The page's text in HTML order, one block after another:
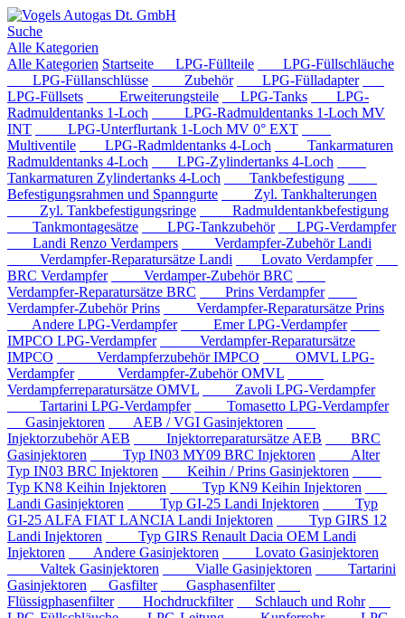
Suche
Alle Kategorien
Alle Kategorien Startseite LPG-Füllteile
LPG-Füllschläuche
LPG-Füllanschlüsse
Zubehör
LPG-Fülladapter
LPG-Füllsets
Erweiterungsteile LPG-Tanks
LPG-
Radmuldentanks 1-Loch
LPG-Radmuldentanks 1-Loch MV
INT
LPG-Unterflurtank 1-Loch MV 0° EXT
Multiventile
LPG-Radmldentanks 4-Loch
Tankarmaturen
Radmuldentanks 4-Loch
LPG-Zylindertanks 4-Loch
Tankarmaturen Zylindertanks 4-Loch
Tankbefestigung
Befestigungsrahmen und Spanngurte
Zyl. Tankhalterungen
Zyl. Tankbefestigungsringe
Radmuldentankbefestigung
Tankmontagesätze
LPG-Tankzubehör
LPG-Verdampfer
Landi Renzo Verdampers
Verdampfer-Zubehör Landi
Verdampfer-Reparatursätze Landi
Lovato Verdampfer
BRC Verdampfer
Verdamper-Zubehör BRC
Verdampfer-Reparatursätze BRC
Prins Verdampfer
Verdampfer-Zubehör Prins
Verdampfer-Reparatursätze Prins
Andere LPG-Verdampfer
Emer LPG-Verdampfer
IMPCO LPG-Verdampfer
Verdampfer-Reparatursätze
IMPCO
Verdampferzubehör IMPCO
OMVL LPG-
Verdampfer
Verdampfer-Zubehör OMVL
Verdampferreparatursätze OMVL
Zavoli LPG-Verdampfer
Tartarini LPG-Verdampfer
Tomasetto LPG-Verdampfer
Gasinjektoren
AEB / VGI Gasinjektoren
Injektorzubehör AEB
Injektorreparatursätze AEB
BRC
Gasinjektoren
Typ IN03 MY09 BRC Injektoren
Alter
Typ IN03 BRC Injektoren
Keihin / Prins Gasinjektoren
Typ KN8 Keihin Injektoren
Typ KN9 Keihin Injektoren
Landi Gasinjektoren
Typ GI-25 Landi Injektoren
Typ
GI-25 ALFA FIAT LANCIA Landi Injektoren
Typ GIRS 12
Landi Injektoren
Typ GIRS Renault Dacia OEM Landi
Injektoren
Andere Gasinjektoren
Lovato Gasinjektoren
Valtek Gasinjektoren
Vialle Gasinjektoren
Tartarini
Gasinjektoren
Gasfilter
Gasphasenfilter
Flüssigphasenfilter
Hochdruckfilter
Schlauch und Rohr